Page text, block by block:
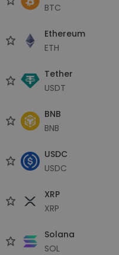
BTC
Ethereum
ETH
Tether
USDT
BNB
BNB
USDC
USDC
XRP
XRP
Solana
SOL